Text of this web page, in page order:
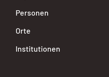
Personen
Orte
Institutionen